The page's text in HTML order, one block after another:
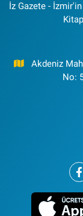
İz Gazete -
Akdeniz
No: